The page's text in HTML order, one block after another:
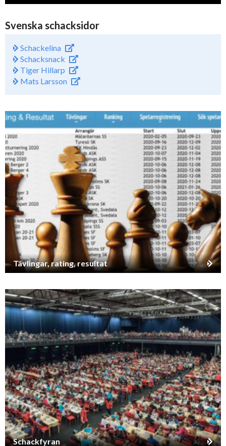
Svenska schacksidor
Schackelina
Schacksnack
Tiger Hillarp
Mats Larsson
Tävlingar, rating, resultat
Schackfyran